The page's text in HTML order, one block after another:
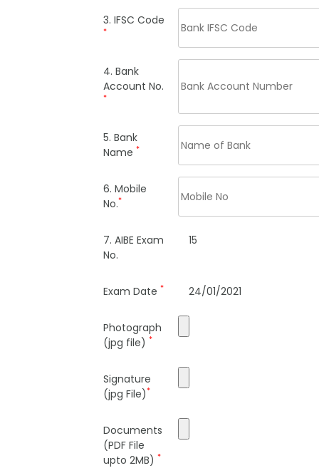
3. IFSC Code
*
4. Bank
Account No.
*
5. Bank
Name *
6. Mobile
No.*
7. AIBE Exam
No.
15
Exam Date * 24/01/2021
Photograph
(jpg file) *
Signature
(jpg File)*
Documents
(PDF File
upto 2MB) *